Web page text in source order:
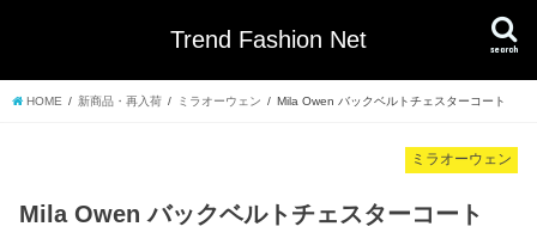
Trend Fashion Net search
HOME 新商品・再入荷 ミラオーウェン Mila Owen バックベルトチェスターコート
ミラオーウェン
Mila Owen バックベルトチェスターコート